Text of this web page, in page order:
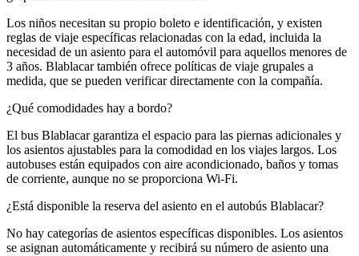
Los niños necesitan su propio boleto e identificación, y existen
reglas de viaje específicas relacionadas con la edad, incluida la
necesidad de un asiento para el automóvil para aquellos menores de
3 años. Blablacar también ofrece políticas de viaje grupales a
medida, que se pueden verificar directamente con la compañía.
¿Qué comodidades hay a bordo?
El bus Blablacar garantiza el espacio para las piernas adicionales y
los asientos ajustables para la comodidad en los viajes largos. Los
autobuses están equipados con aire acondicionado, baños y tomas
de corriente, aunque no se proporciona Wi-Fi.
¿Está disponible la reserva del asiento en el autobús Blablacar?
No hay categorías de asientos específicas disponibles. Los asientos
se asignan automáticamente y recibirá su número de asiento una